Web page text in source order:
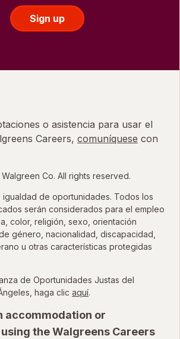
Sign up
o asistencia para usar el
Careers, comuníquese con
Co. All rights reserved.
de oportunidades. Todos los
serán considerados para el empleo
color, religión, sexo, orientación
género, nacionalidad, discapacidad,
u otras características protegidas
de Oportunidades Justas del
haga clic aquípara ver la
.
accommodation or
the Walgreens Careers